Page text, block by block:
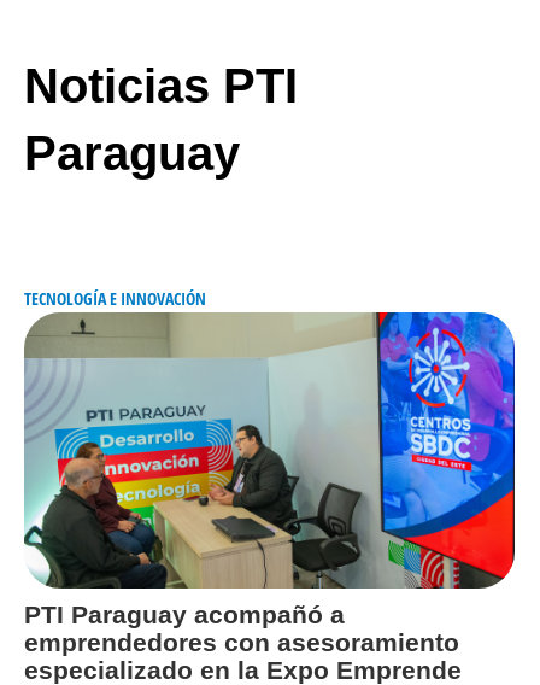
Noticias PTI
Paraguay
TECNOLOGÍA E INNOVACIÓN
PTI Paraguay acompañó a
emprendedores con asesoramiento
especializado en la Expo Emprende